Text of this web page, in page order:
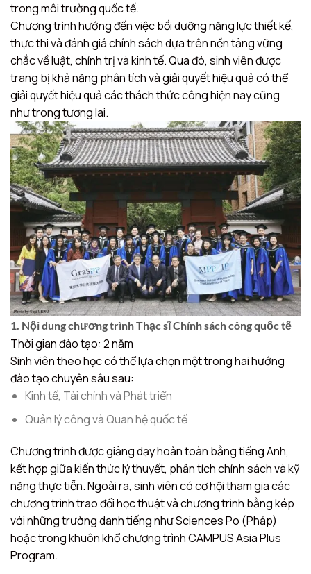
trong môi trường quốc tế.
Chương trình hướng đến việc bồi dưỡng năng lực thiết kế,
thực thi và đánh giá chính sách dựa trên nền tảng vững
chắc về luật, chính trị và kinh tế. Qua đó, sinh viên được
trang bị khả năng phân tích và giải quyết hiệu quả có thể
giải quyết hiệu quả các thách thức công hiện nay cũng
như trong tương lai.
1. Nội dung chương trình Thạc sĩ Chính sách công quốc tế
Thời gian đào tạo: 2 năm
Sinh viên theo học có thể lựa chọn một trong hai hướng
đào tạo chuyên sâu sau:
Kinh tế, Tài chính và Phát triển
Quản lý công và Quan hệ quốc tế
Chương trình được giảng dạy hoàn toàn bằng tiếng Anh,
kết hợp giữa kiến thức lý thuyết, phân tích chính sách và kỹ
năng thực tiễn. Ngoài ra, sinh viên có cơ hội tham gia các
chương trình trao đổi học thuật và chương trình bằng kép
với những trường danh tiếng như Sciences Po (Pháp)
hoặc trong khuôn khổ chương trình CAMPUS Asia Plus
Program.